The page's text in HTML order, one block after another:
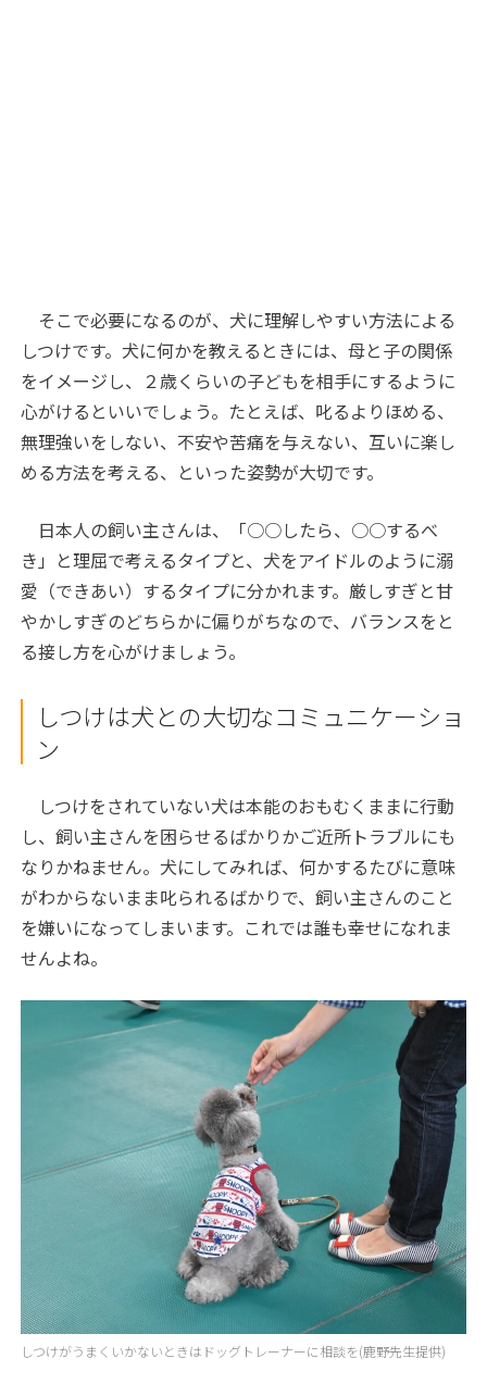
そこで必要になるのが、犬に理解しやすい方法による
しつけです。犬に何かを教えるときには、母と子の関係
をイメージし、２歳くらいの子どもを相手にするように
心がけるといいでしょう。たとえば、叱るよりほめる、
無理強いをしない、不安や苦痛を与えない、互いに楽し
める方法を考える、といった姿勢が大切です。
日本人の飼い主さんは、「○○したら、○○するべ
き」と理屈で考えるタイプと、犬をアイドルのように溺
愛（できあい）するタイプに分かれます。厳しすぎと甘
やかしすぎのどちらかに偏りがちなので、バランスをと
る接し方を心がけましょう。
しつけは犬との大切なコミュニケーショ
ン
しつけをされていない犬は本能のおもむくままに行動
し、飼い主さんを困らせるばかりかご近所トラブルにも
なりかねません。犬にしてみれば、何かするたびに意味
がわからないまま叱られるばかりで、飼い主さんのこと
を嫌いになってしまいます。これでは誰も幸せになれま
せんよね。
しつけがうまくいかないときはドッグトレーナーに相談を(鹿野先生提供)